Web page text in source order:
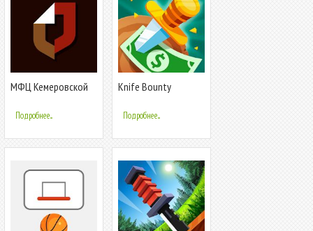
МФЦ Кемеровской
Подробнее...
Knife Bounty
Подробнее...